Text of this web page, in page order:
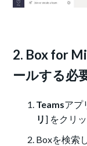
2. Box for
ールする必
Teamsアプ
リ ] をクリ
Boxを検索